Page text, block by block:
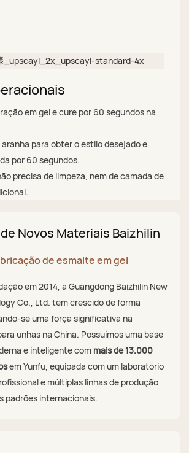
em gel e cure por 60 segundos na
aranha para obter o estilo desejado e
por 60 segundos.
precisa de limpeza, nem de camada de
Novos Materiais Baizhilin
de esmalte em gel
em 2014, a Guangdong Baizhilin New
Co., Ltd. tem crescido de forma
se uma força significativa na
unhas na China. Possuímos uma base
e inteligente com mais de 13.000
em Yunfu, equipada com um laboratório
e múltiplas linhas de produção
padrões internacionais.